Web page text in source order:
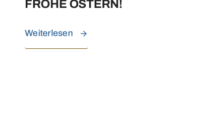
FROHE OSTERN!
Weiterlesen